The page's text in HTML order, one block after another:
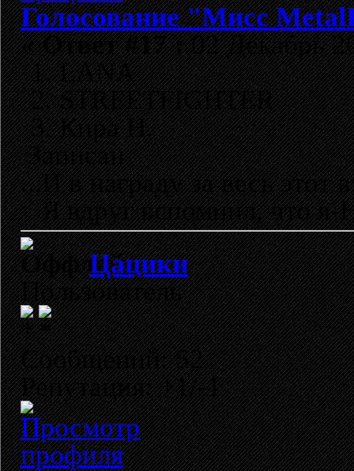
Голосование "Мисс
«Ответ #17 :02 Декабрь
1. LANA
2. STREETFIGHTER
3. Кира Н.
Записан
...И в награду за весь этот
Я вдруг вспомнил, что я-
Цацики
Пользователь
Сообщений: 52
Репутация: +1/-1